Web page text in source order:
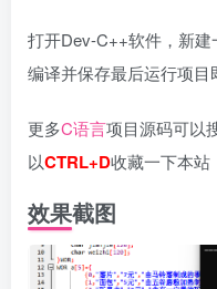
打开Dev-C++软件，新
编译并保存最后运行项目
更多C语言项目源码可以
以CTRL+D收藏一下本站
效果截图